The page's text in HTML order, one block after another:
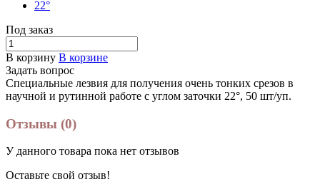
Под заказ
В корзину В корзине
Задать вопрос
Специальные лезвия для получения очень тонких срезов в
научной и рутинной работе с углом заточки 22°, 50 шт/уп.
Отзывы (0)
У данного товара пока нет отзывов
Оставьте свой отзыв!